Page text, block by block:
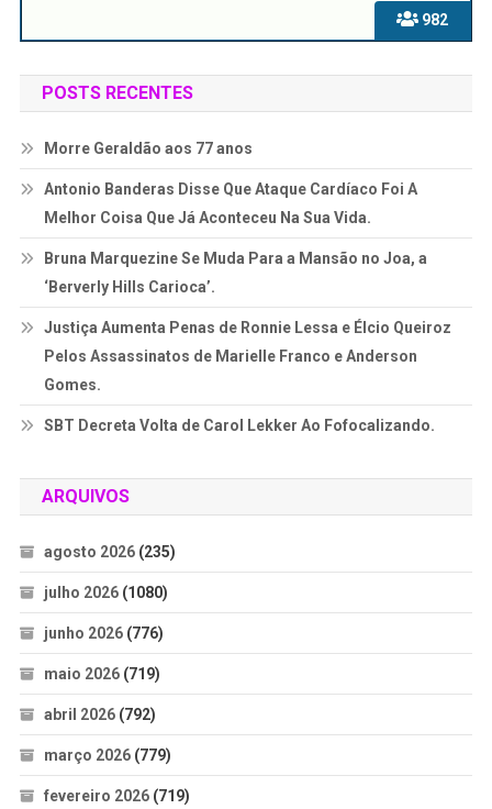
982
POSTS RECENTES
Morre Geraldão aos 77 anos
Antonio Banderas Disse Que Ataque Cardíaco Foi A
Melhor Coisa Que Já Aconteceu Na Sua Vida.
Bruna Marquezine Se Muda Para a Mansão no Joa, a
‘Berverly Hills Carioca’.
Justiça Aumenta Penas de Ronnie Lessa e Élcio Queiroz
Pelos Assassinatos de Marielle Franco e Anderson
Gomes.
SBT Decreta Volta de Carol Lekker Ao Fofocalizando.
ARQUIVOS
agosto 2026(235)
julho 2026(1080)
junho 2026(776)
maio 2026(719)
abril 2026(792)
março 2026(779)
fevereiro 2026(719)